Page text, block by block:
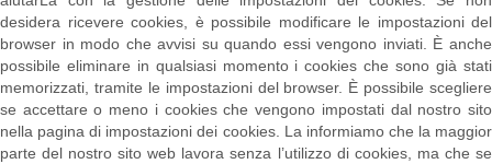
desidera ricevere cookies, è possibile modificare le impostazioni del
browser in modo che avvisi su quando essi vengono inviati. È anche
possibile eliminare in qualsiasi momento i cookies che sono già stati
memorizzati, tramite le impostazioni del browser. È possibile scegliere
se accettare o meno i cookies che vengono impostati dal nostro sito
nella pagina di impostazioni dei cookies. La informiamo che la maggior
parte del nostro sito web lavora senza l’utilizzo di cookies, ma che se